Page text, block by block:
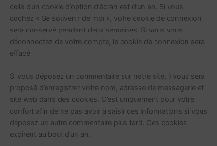
celle d’un cookie d’option d’écran est d’un an. Si vous
cochez « Se souvenir de moi », votre cookie de connexion
sera conservé pendant deux semaines. Si vous vous
déconnectez de votre compte, le cookie de connexion sera
effacé.
Si vous déposez un commentaire sur notre site, il vous sera
proposé d’enregistrer votre nom, adresse de messagerie et
site web dans des cookies. C’est uniquement pour votre
confort afin de ne pas avoir à saisir ces informations si vous
déposez un autre commentaire plus tard. Ces cookies
expirent au bout d’un an.